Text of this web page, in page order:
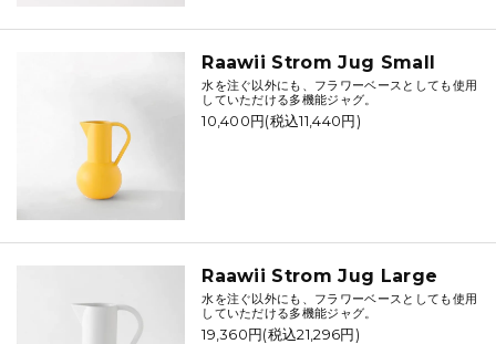
Raawii Strom Jug Small
水を注ぐ以外にも、フラワーベースとしても使用
していただける多機能ジャグ。
10,400円(税込11,440円)
Raawii Strom Jug Large
水を注ぐ以外にも、フラワーベースとしても使用
していただける多機能ジャグ。
19,360円(税込21,296円)